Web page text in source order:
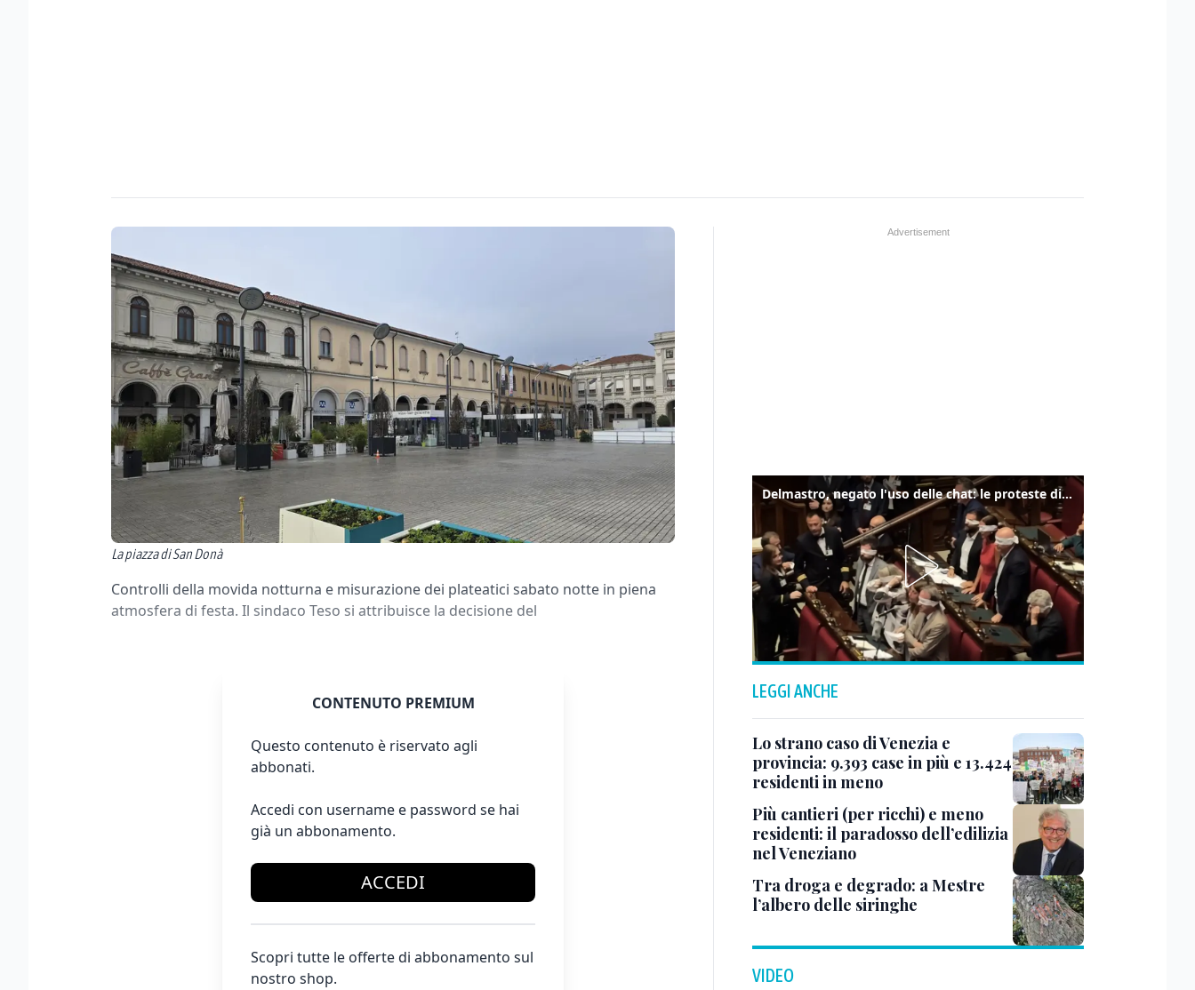
La piazza di San Donà
Controlli della movida notturna e misurazione dei plateatici sabato notte in piena
atmosfera di festa. Il sindaco Teso si attribuisce la decisione del
CONTENUTO PREMIUM
Questo contenuto è riservato agli
abbonati.
Accedi con username e password se hai
già un abbonamento.
ACCEDI
Scopri tutte le offerte di abbonamento sul
nostro shop.
Delmastro, negato l'uso delle chat: le proteste di Avs e M5s
LEGGI ANCHE
Lo strano caso di Venezia e
provincia: 9.393 case in più e 13.424
residenti in meno
Più cantieri (per ricchi) e meno
residenti: il paradosso dell’edilizia
nel Veneziano
Tra droga e degrado: a Mestre
l’albero delle siringhe
VIDEO